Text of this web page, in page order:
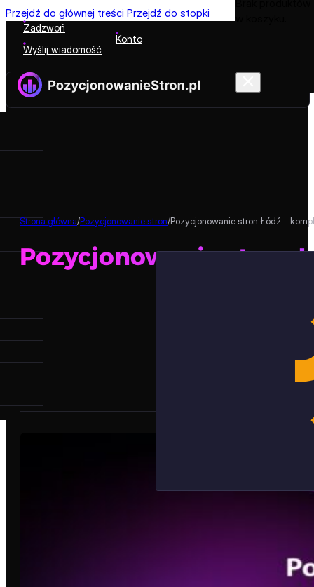
Przejdź do głównej treści Przejdź do stopki
Zadzwoń
Wyślij wiadomość
Konto
Strona główna/Pozycjonowanie stron/Pozycjonowanie stron Łódź –
Pozycjonowanie stron